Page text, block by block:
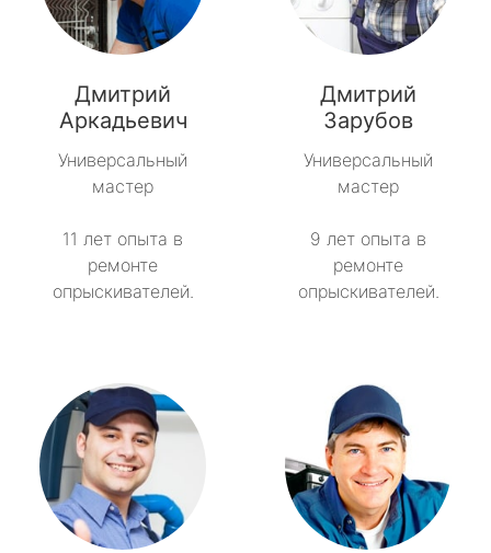
Дмитрий
Аркадьевич
Универсальный
мастер
11 лет опыта в
ремонте
опрыскивателей.
Дмитрий
Зарубов
Универсальный
мастер
9 лет опыта в
ремонте
опрыскивателей.